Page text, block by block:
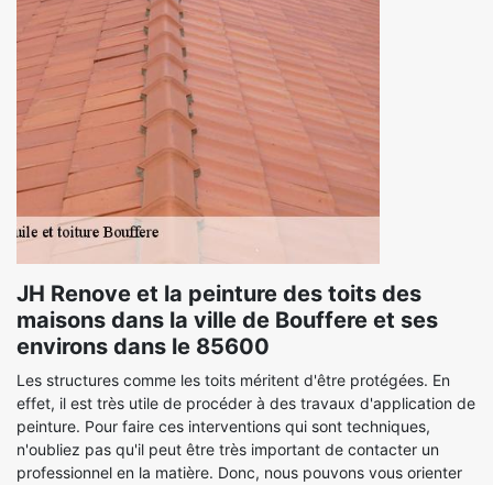
JH Renove et la peinture des toits des
maisons dans la ville de Bouffere et ses
environs dans le 85600
Les structures comme les toits méritent d'être protégées. En
effet, il est très utile de procéder à des travaux d'application de
peinture. Pour faire ces interventions qui sont techniques,
n'oubliez pas qu'il peut être très important de contacter un
professionnel en la matière. Donc, nous pouvons vous orienter